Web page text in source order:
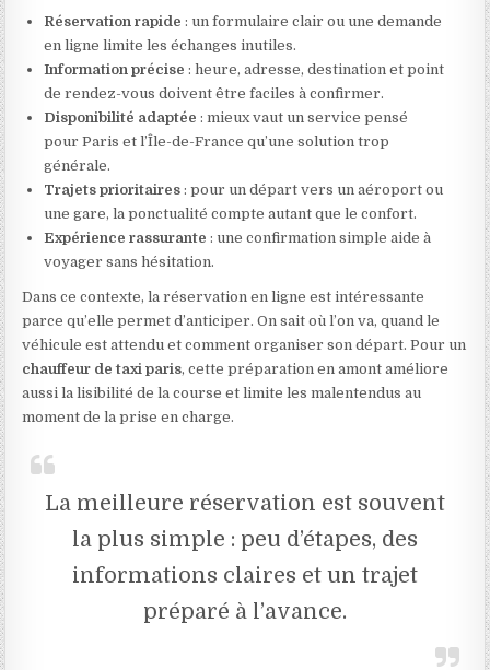
Réservation rapide : un formulaire clair ou une demande
en ligne limite les échanges inutiles.
Information précise : heure, adresse, destination et point
de rendez-vous doivent être faciles à confirmer.
Disponibilité adaptée : mieux vaut un service pensé
pour Paris et l’Île-de-France qu’une solution trop
générale.
Trajets prioritaires : pour un départ vers un aéroport ou
une gare, la ponctualité compte autant que le confort.
Expérience rassurante : une confirmation simple aide à
voyager sans hésitation.
Dans ce contexte, la réservation en ligne est intéressante
parce qu’elle permet d’anticiper. On sait où l’on va, quand le
véhicule est attendu et comment organiser son départ. Pour un
chauffeur de taxi paris, cette préparation en amont améliore
aussi la lisibilité de la course et limite les malentendus au
moment de la prise en charge.
La meilleure réservation est souvent
la plus simple : peu d’étapes, des
informations claires et un trajet
préparé à l’avance.